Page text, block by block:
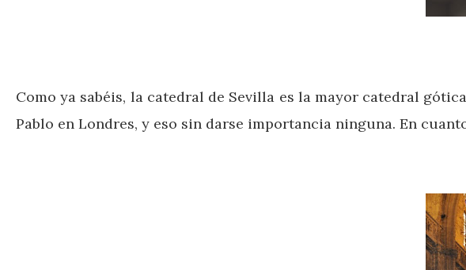
Como ya sabéis, la catedral de Sevilla es la mayor catedral
Pablo en Londres, y eso sin darse importancia ninguna. En